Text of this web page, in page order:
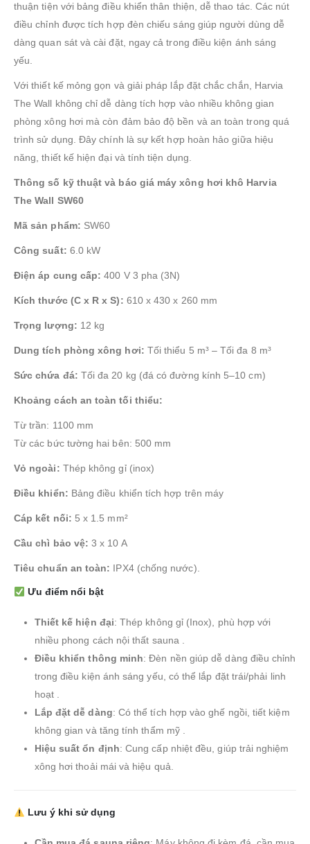
thuận tiện với bảng điều khiển thân thiện, dễ thao tác. Các nút
điều chỉnh được tích hợp đèn chiếu sáng giúp người dùng dễ
dàng quan sát và cài đặt, ngay cả trong điều kiện ánh sáng
yếu.
Với thiết kế mỏng gọn và giải pháp lắp đặt chắc chắn, Harvia
The Wall không chỉ dễ dàng tích hợp vào nhiều không gian
phòng xông hơi mà còn đảm bảo độ bền và an toàn trong quá
trình sử dụng. Đây chính là sự kết hợp hoàn hảo giữa hiệu
năng, thiết kế hiện đại và tính tiện dụng.
Thông số kỹ thuật và báo giá máy xông hơi khô Harvia
The Wall SW60
Mã sản phẩm: SW60
Công suất: 6.0 kW
Điện áp cung cấp: 400 V 3 pha (3N)
Kích thước (C x R x S): 610 x 430 x 260 mm
Trọng lượng: 12 kg
Dung tích phòng xông hơi: Tối thiểu 5 m³ – Tối đa 8 m³
Sức chứa đá: Tối đa 20 kg (đá có đường kính 5–10 cm)
Khoảng cách an toàn tối thiểu:
Từ trần: 1100 mm
Từ các bức tường hai bên: 500 mm
Vỏ ngoài: Thép không gỉ (inox)
Điều khiển: Bảng điều khiển tích hợp trên máy
Cáp kết nối: 5 x 1.5 mm²
Cầu chì bảo vệ:3 x 10 A
Tiêu chuẩn an toàn: IPX4 (chống nước).
Ưu điểm nổi bật
Thiết kế hiện đại:Thép không gỉ (Inox), phù hợp với
nhiều phong cách nội thất sauna.
Điều khiển thông minh:Đèn nền giúp dễ dàng điều chỉnh
trong điều kiện ánh sáng yếu, có thể lắp đặt trái/phải linh
hoạt.
Lắp đặt dễ dàng: Có thể tích hợp vào ghế ngồi, tiết kiệm
không gian và tăng tính thẩm mỹ.
Hiệu suất ổn định:Cung cấp nhiệt đều, giúp trải nghiệm
xông hơi thoải mái và hiệu quả.
Lưu ý khi sử dụng